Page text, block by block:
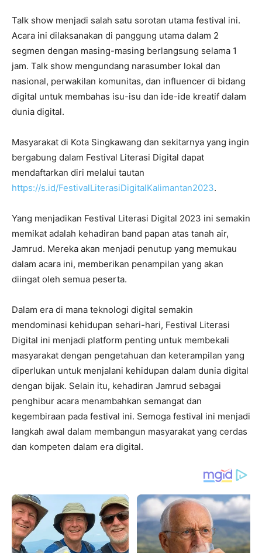
Talk show menjadi salah satu sorotan utama festival ini.
Acara ini dilaksanakan di panggung utama dalam 2
segmen dengan masing-masing berlangsung selama 1
jam. Talk show mengundang narasumber lokal dan
nasional, perwakilan komunitas, dan influencer di bidang
digital untuk membahas isu-isu dan ide-ide kreatif dalam
dunia digital.
Masyarakat di Kota Singkawang dan sekitarnya yang ingin
bergabung dalam Festival Literasi Digital dapat
mendaftarkan diri melalui tautan
https://s.id/FestivalLiterasiDigitalKalimantan2023.
Yang menjadikan Festival Literasi Digital 2023 ini semakin
memikat adalah kehadiran band papan atas tanah air,
Jamrud. Mereka akan menjadi penutup yang memukau
dalam acara ini, memberikan penampilan yang akan
diingat oleh semua peserta.
Dalam era di mana teknologi digital semakin
mendominasi kehidupan sehari-hari, Festival Literasi
Digital ini menjadi platform penting untuk membekali
masyarakat dengan pengetahuan dan keterampilan yang
diperlukan untuk menjalani kehidupan dalam dunia digital
dengan bijak. Selain itu, kehadiran Jamrud sebagai
penghibur acara menambahkan semangat dan
kegembiraan pada festival ini. Semoga festival ini menjadi
langkah awal dalam membangun masyarakat yang cerdas
dan kompeten dalam era digital.